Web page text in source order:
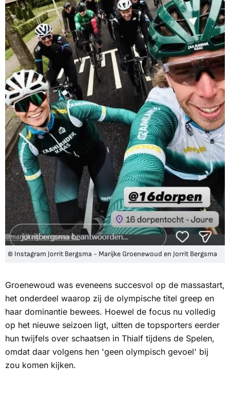
© Instagram Jorrit Bergsma - Marijke Groenewoud en Jorrit Bergsma
Groenewoud was eveneens succesvol op de massastart,
het onderdeel waarop zij de olympische titel greep en
haar dominantie bewees. Hoewel de focus nu volledig
op het nieuwe seizoen ligt, uitten de topsporters eerder
hun twijfels over schaatsen in Thialf tijdens de Spelen,
omdat daar volgens hen 'geen olympisch gevoel' bij
zou komen kijken.